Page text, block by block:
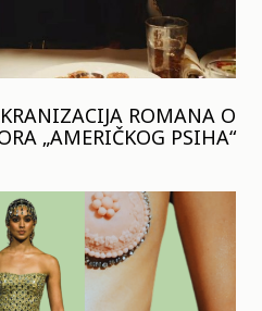
ROMANA O
„AMERIČKOG PSIHA“